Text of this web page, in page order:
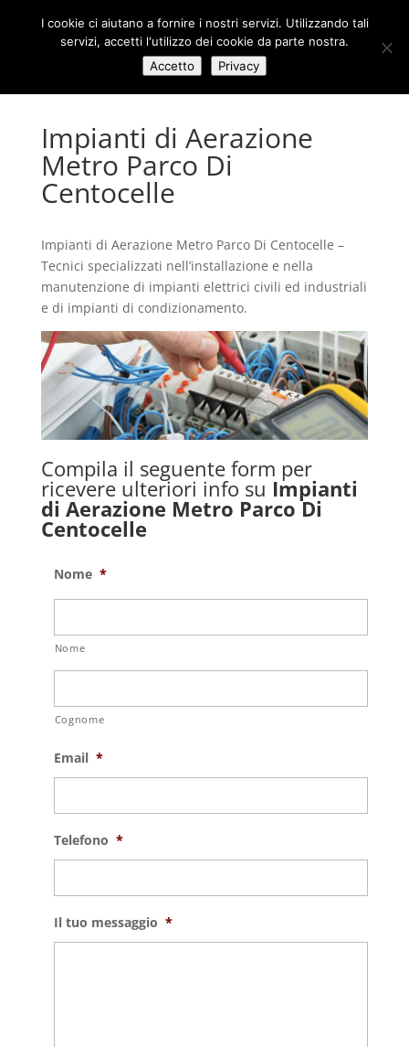
Impianti di Aerazione
Metro Parco Di
Centocelle
Impianti di Aerazione Metro Parco Di Centocelle –
Tecnici specializzati nell’installazione e nella
manutenzione di impianti elettrici civili ed industriali
e di impianti di condizionamento.
Compila il seguente form per
ricevere ulteriori info su Impianti
di Aerazione Metro Parco Di
Centocelle
Nome *
Nome
Cognome
Email *
Telefono *
Il tuo messaggio *
I cookie ci aiutano a fornire i nostri servizi. Utilizzando tali
servizi, accetti l'utilizzo dei cookie da parte nostra.
Accetto
Privacy